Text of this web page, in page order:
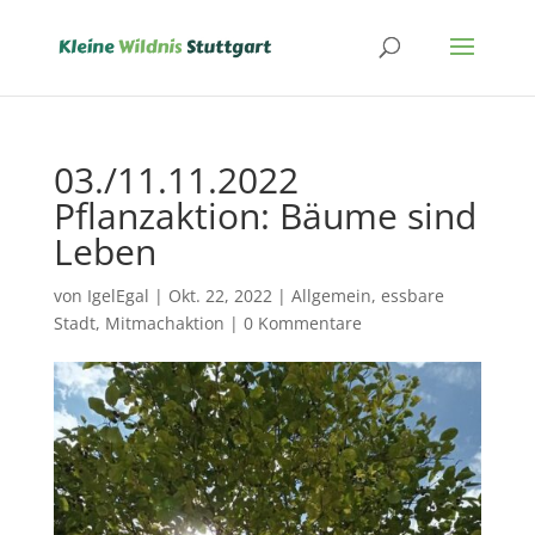
03./11.11.2022
Pflanzaktion: Bäume sind
Leben
von IgelEgal | Okt. 22, 2022| Allgemein, essbare
Stadt, Mitmachaktion | 0 Kommentare